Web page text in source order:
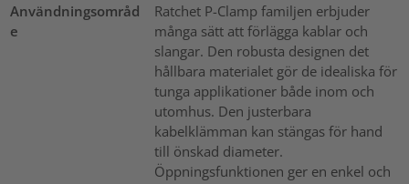
Användningsområd
e
Ratchet P-Clamp familjen erbjuder
många sätt att förlägga kablar och
slangar. Den robusta designen det
hållbara materialet gör de idealiska för
tunga applikationer både inom och
utomhus. Den justerbara
kabelklämman kan stängas för hand
till önskad diameter.
Öppningsfunktionen ger en enkel och